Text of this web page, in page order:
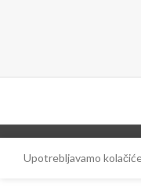
Upotrebljavamo